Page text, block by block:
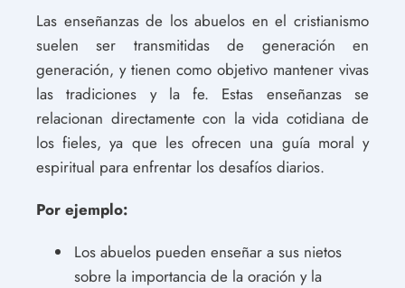
Las enseñanzas de los abuelos en el cristianismo
suelen ser transmitidas de generación en
generación, y tienen como objetivo mantener vivas
las tradiciones y la fe. Estas enseñanzas se
relacionan directamente con la vida cotidiana de
los fieles, ya que les ofrecen una guía moral y
espiritual para enfrentar los desafíos diarios.
Por ejemplo:
Los abuelos pueden enseñar a sus nietos
sobre la importancia de la oración y la